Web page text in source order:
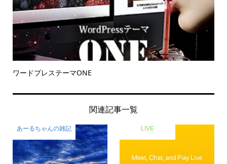
ワードプレステーマONE
関連記事一覧
あーるちゃんの雑記 LIVE